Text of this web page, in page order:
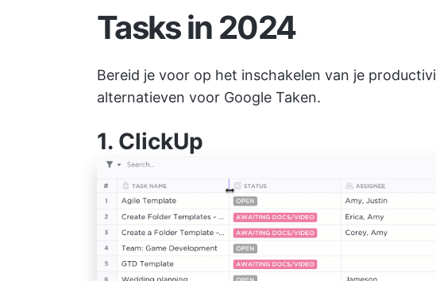
Tasks in 2024
Bereid je voor op het inschakelen van je
alternatieven voor Google Taken.
1. ClickUp